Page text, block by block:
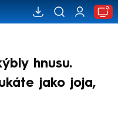
hnusu.
jako joja,